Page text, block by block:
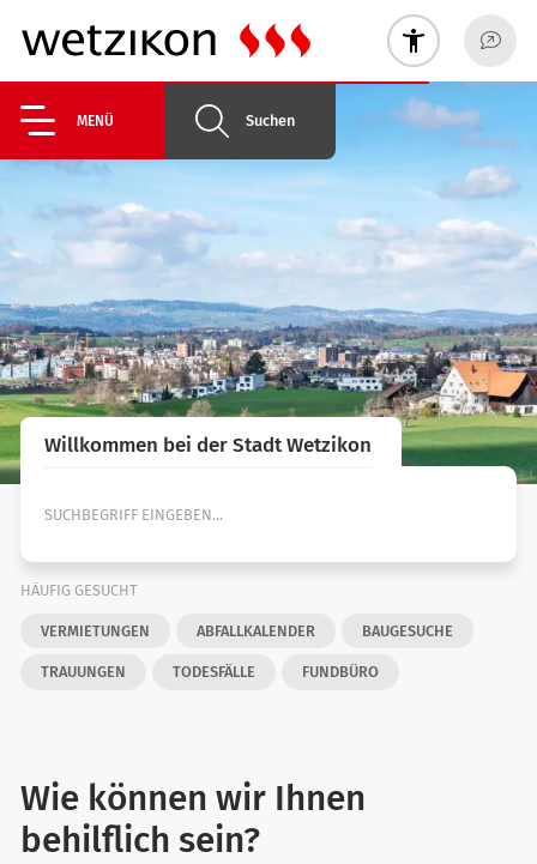
MENÜ Suchen
Willkommen bei der Stadt Wetzikon
Suche
HÄUFIG GESUCHT
VERMIETUNGEN ABFALLKALENDER BAUGESUCHE
TRAUUNGEN TODESFÄLLE FUNDBÜRO
Wie können wir Ihnen
behilflich sein?